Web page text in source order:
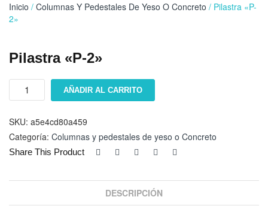
Inicio / Columnas Y Pedestales De Yeso O Concreto / Pilastra «P-
2»
Pilastra «P-2»
Pilastra
cantidad
AÑADIR AL CARRITO
SKU: a5e4cd80a459
Categoría: Columnas y pedestales de yeso o Concreto
Share This Product
DESCRIPCIÓN